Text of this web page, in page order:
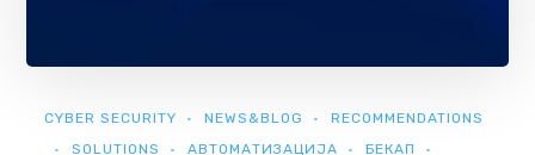
CYBER SECURITY NEWS&BLOG
RECOMMENDATIONS
SOLUTIONS
АВТОМАТИЗАЦИЈА
БЕКАП